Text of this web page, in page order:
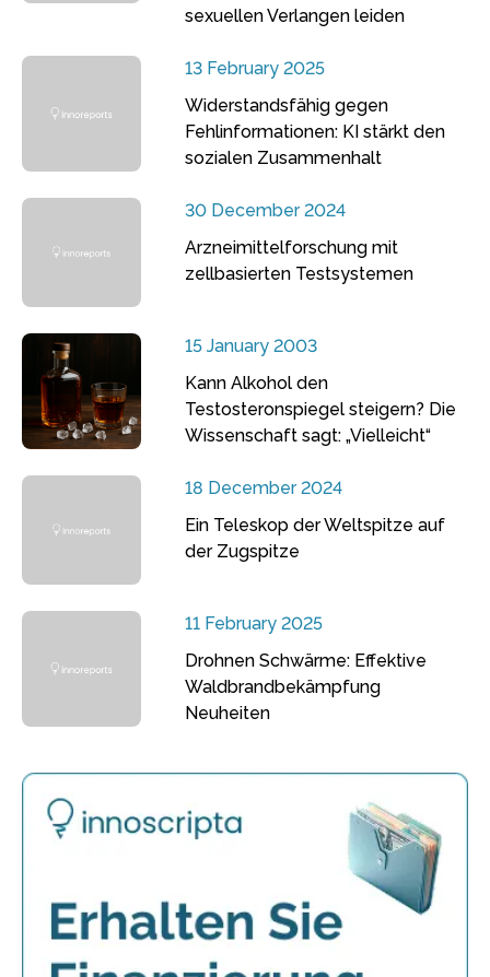
sexuellen Verlangen leiden
13 February 2025
Widerstandsfähig gegen
Fehlinformationen: KI stärkt den
sozialen Zusammenhalt
30 December 2024
Arzneimittelforschung mit
zellbasierten Testsystemen
15 January 2003
Kann Alkohol den
Testosteronspiegel steigern? Die
Wissenschaft sagt: „Vielleicht“
18 December 2024
Ein Teleskop der Weltspitze auf
der Zugspitze
11 February 2025
Drohnen Schwärme: Effektive
Waldbrandbekämpfung
Neuheiten